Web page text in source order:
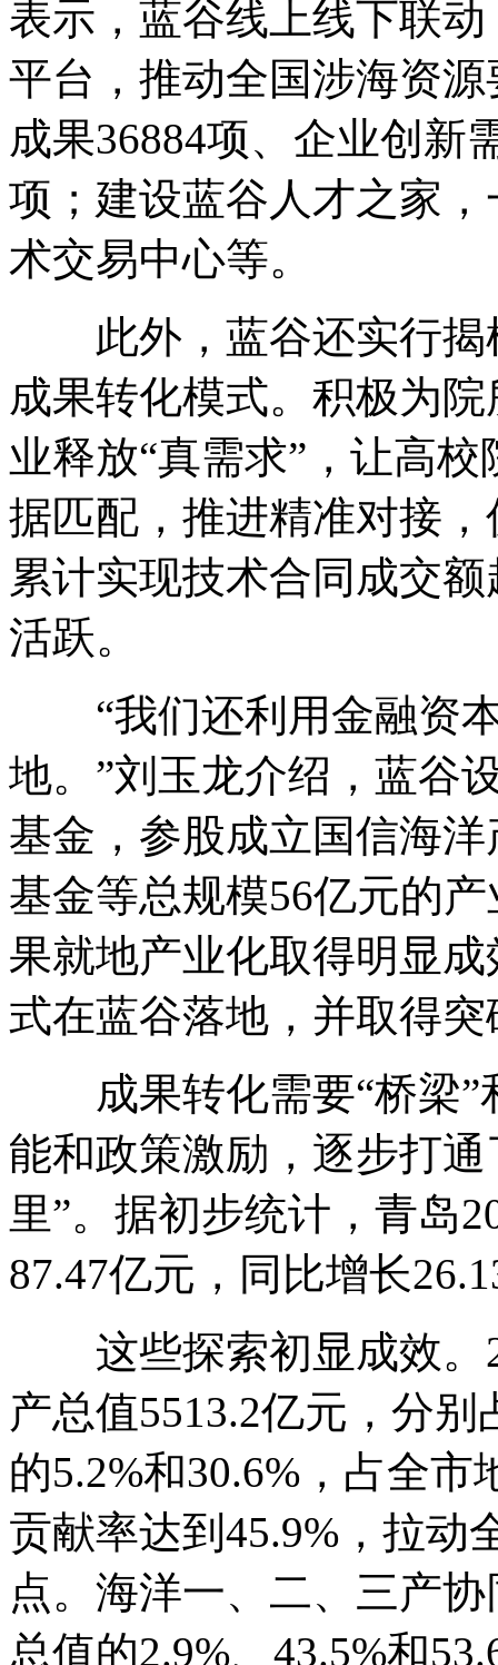
表示，蓝谷线上线下联
平台，推动全国涉海资
成果36884项、企业创新
项；建设蓝谷人才之家
术交易中心等。
此外，蓝谷还实行揭
成果转化模式。积极为
业释放“真需求”，让高
据匹配，推进精准对接
累计实现技术合同成交
活跃。
“我们还利用金融资本
地。”刘玉龙介绍，蓝谷
基金，参股成立国信海
基金等总规模56亿元的
果就地产业化取得明显
式在蓝谷落地，并取得
成果转化需要“桥梁”
能和政策激励，逐步打
里”。据初步统计，青岛
87.47亿元，同比增长
这些探索初显成效。
产总值5513.2亿元，分
的5.2%和30.6%，占全
贡献率达到45.9%，拉动
点。海洋一、二、三产
总值的2.9%、43.5%和